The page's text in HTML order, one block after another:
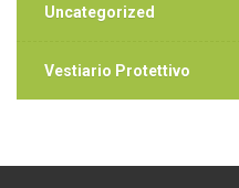
Uncategorized
Vestiario Protettivo